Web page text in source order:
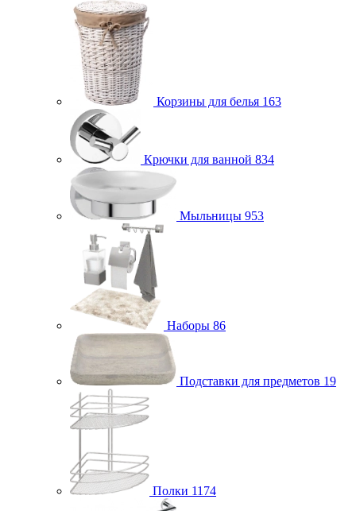
Корзины для белья 163
Крючки для ванной 834
Мыльницы 953
Наборы 86
Подставки для предметов 19
Полки 1174